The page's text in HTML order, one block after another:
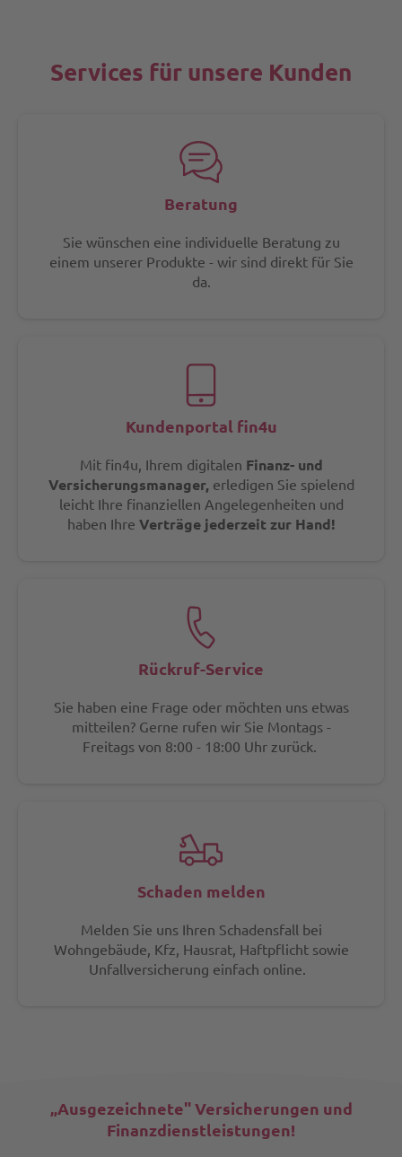
Services für unsere Kunden
Beratung
Sie wünschen eine individuelle Beratung zu
einem unserer Produkte - wir sind direkt für Sie
da.
Kundenportal fin4u
Mit fin4u, Ihrem digitalen Finanz- und
Versicherungsmanager,erledigen Sie spielend
leicht Ihre finanziellen Angelegenheiten und
haben Ihre Verträge jederzeit zur Hand!
Rückruf-Service
Sie haben eine Frage oder möchten uns etwas
mitteilen? Gerne rufen wir Sie Montags -
Freitags von 8:00 - 18:00 Uhr zurück.
Schaden melden
Melden Sie uns Ihren Schadensfall bei
Wohngebäude, Kfz, Hausrat, Haftpflicht sowie
Unfallversicherung einfach online.
„Ausgezeichnete" Versicherungen und
Finanzdienstleistungen!